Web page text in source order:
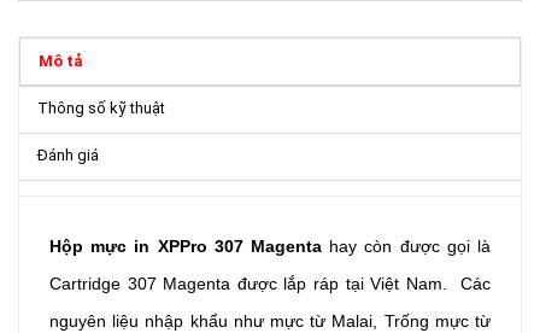
Mô tả
Thông số kỹ thuật
Đánh giá
Hộp mực in XPPro 307 Magenta hay còn được gọi là
Cartridge 307 Magenta được lắp ráp tại Việt Nam. Các
nguyên liệu nhập khẩu như mực từ Malai, Trống mực từ